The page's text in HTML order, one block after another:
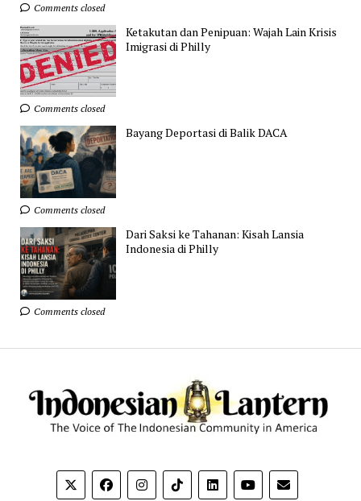
Comments closed
Ketakutan dan Penipuan: Wajah Lain Krisis
Imigrasi di Philly
Comments closed
Bayang Deportasi di Balik DACA
Comments closed
Dari Saksi ke Tahanan: Kisah Lansia
Indonesia di Philly
Comments closed